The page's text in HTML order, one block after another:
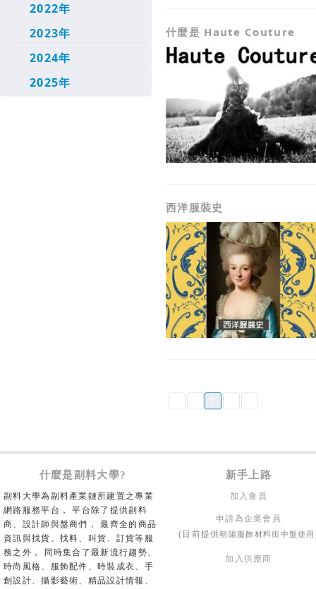
2022年
2023年
2024年
2025年
什麼是 Haute Couture
西洋服裝史
什麼是副料大學? 新手上路
副料大學為副料產業鏈所建置之專業
網路服務平台， 平台除了提供副料
商、設計師與盤商們， 最齊全的商品
資訊與找貨、找料、叫貨、訂貨等服
務之外， 同時集合了最新流行趨勢、
時尚風格、服飾配件、時裝成衣、手
創設計、攝影藝術、精品設計情報、
加入會員
申請為企業會員
(目前提供朝陽服飾材料街中盤使用
加入供應商